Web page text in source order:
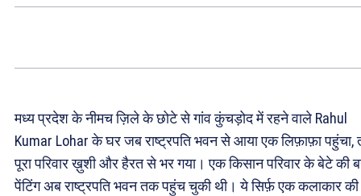
मध्य प्रदेश के नीमच ज़िले के छोटे से गांव कुंचड़ोद में रहने वाले Rahul
Kumar Lohar के घर जब राष्ट्रपति भवन से आया एक लिफ़ाफ़ा पहुंचा,
पूरा परिवार ख़ुशी और हैरत से भर गया। एक किसान परिवार के बेटे की
पेंटिंग अब राष्ट्रपति भवन तक पहुंच चुकी थी। ये सिर्फ़ एक कलाकार की